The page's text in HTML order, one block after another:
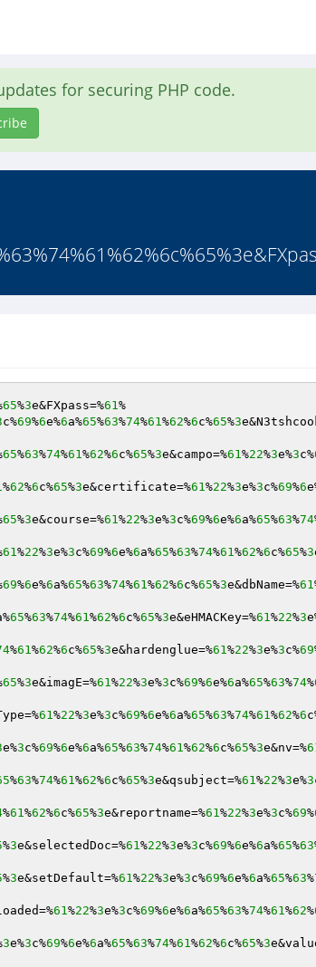
for securing PHP code.
65%3e&FXpass=%61
c%69%6e%6a%65%63%74%61%62%6c%65%3
65%63%74%61%62%6c%65%3e&campo=%61%22%3e%3c%
%62%6c%65%3e&certificate=%61%22%3e%3c%69%6
65%3e&course=%61%22%3e%3c%69%6e%6a%65%63%74
61%22%3e%3c%69%6e%6a%65%63%74%61%62%6c%65%3
69%6e%6a%65%63%74%61%62%6c%65%3e&dbName=%61
65%63%74%61%62%6c%65%3e&eHMACKey=%61%22%3
%61%62%6c%65%3e&hardenglue=%61%22%3e%3c%69
65%3e&imagE=%61%22%3e%3c%69%6e%6a%65%63%74%
61%22%3e%3c%69%6e%6a%65%63%74%61%62%6
e%3c%69%6e%6a%65%63%74%61%62%6c%65%3e&nv=%
%63%74%61%62%6c%65%3e&qsubject=%61%22%3e%3
%61%62%6c%65%3e&reportname=%61%22%3e%3c%69%
%3e&selectedDoc=%61%22%3e%3c%69%6e%6a%65%63
%3e&setDefault=%61%22%3e%3c%69%6e%6a%65%63%
61%22%3e%3c%69%6e%6a%65%63%74%61%62%
3e%3c%69%6e%6a%65%63%74%61%62%6c%65%3